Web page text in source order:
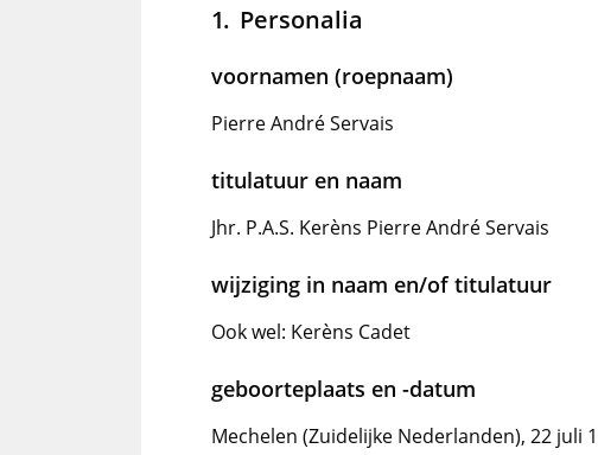
Personalia
voornamen (roepnaam)
Pierre André Servais
titulatuur en naam
Jhr. P.A.S. Kerèns Pierre André Servais
wijziging in naam en/of titulatuur
Ook wel: Kerèns Cadet
geboorteplaats en -datum
Mechelen (Zuidelijke Nederlanden), 22 juli